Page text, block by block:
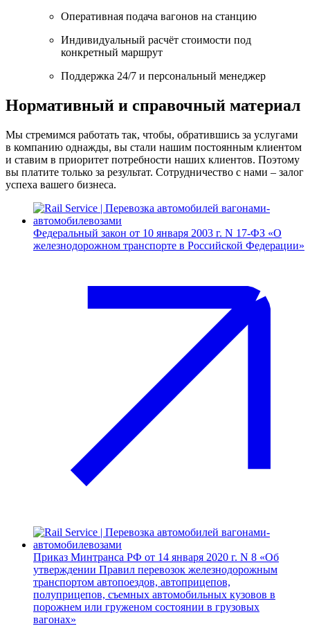
Оперативная подача вагонов на станцию
Индивидуальный расчёт стоимости под
конкретный маршрут
Поддержка 24/7 и персональный менеджер
Нормативный и справочный материал
Мы стремимся работать так, чтобы, обратившись за услугами
в компанию однажды, вы стали нашим постоянным клиентом
и ставим в приоритет потребности наших клиентов. Поэтому
вы платите только за результат. Сотрудничество с нами – залог
успеха вашего бизнеса.
Федеральный закон от 10 января 2003 г. N 17-ФЗ «О
железнодорожном транспорте в Российской Федерации»
Приказ Минтранса РФ от 14 января 2020 г. N 8 «Об
утверждении Правил перевозок железнодорожным
транспортом автопоездов, автоприцепов,
полуприцепов, съемных автомобильных кузовов в
порожнем или груженом состоянии в грузовых
вагонах»